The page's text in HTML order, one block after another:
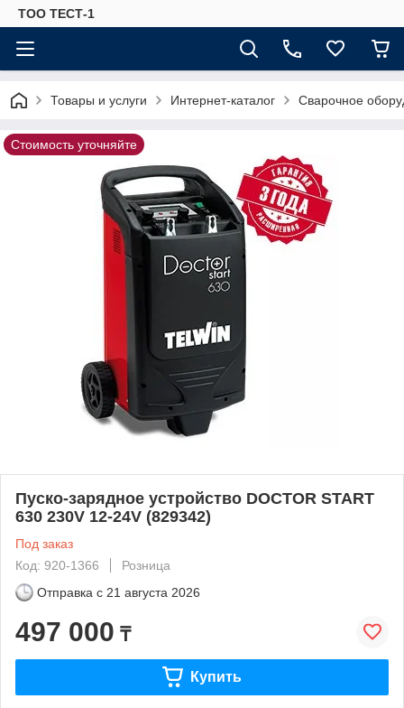
ТОО ТЕСТ-1
Товары и услуги Интернет-каталог Сварочное
Стоимость уточняйте
Пуско-зарядное устройство DOCTOR START
630 230V 12-24V (829342)
Под заказ
Код: 920-1366
Розница
Отправка с 21 августа 2026
497 000 ₸
Купить